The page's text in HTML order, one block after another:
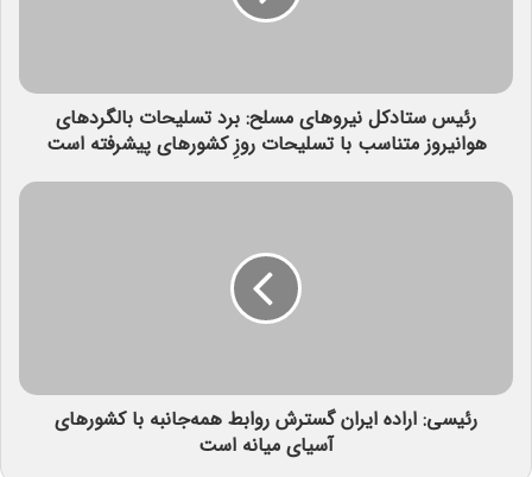
رئیس ستادکل نیروهای مسلح: برد تسلیحات بالگردهای
هوانیروز متناسب با تسلیحات روزِ کشورهای پیشرفته است
رئیسی: اراده ایران گسترش روابط همه‌جانبه با کشورهای
آسیای میانه است